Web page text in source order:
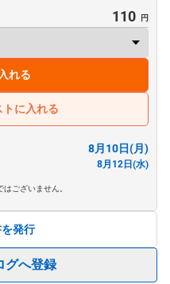
110
れる
に入れる
8月10日(月)
8月12日(水)
ございません。
を発行
グへ登録